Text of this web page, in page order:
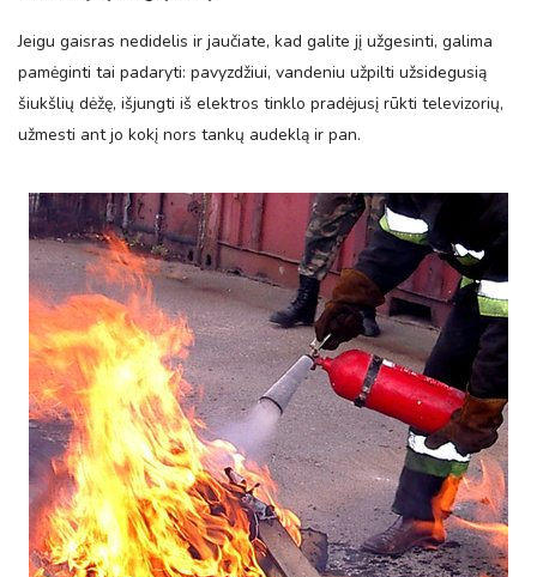
Jeigu gaisras nedidelis ir jaučiate, kad galite jį užgesinti, galima
pamėginti tai padaryti: pavyzdžiui, vandeniu užpilti užsidegusią
šiukšlių dėžę, išjungti iš elektros tinklo pradėjusį rūkti televizorių,
užmesti ant jo kokį nors tankų audeklą ir pan.